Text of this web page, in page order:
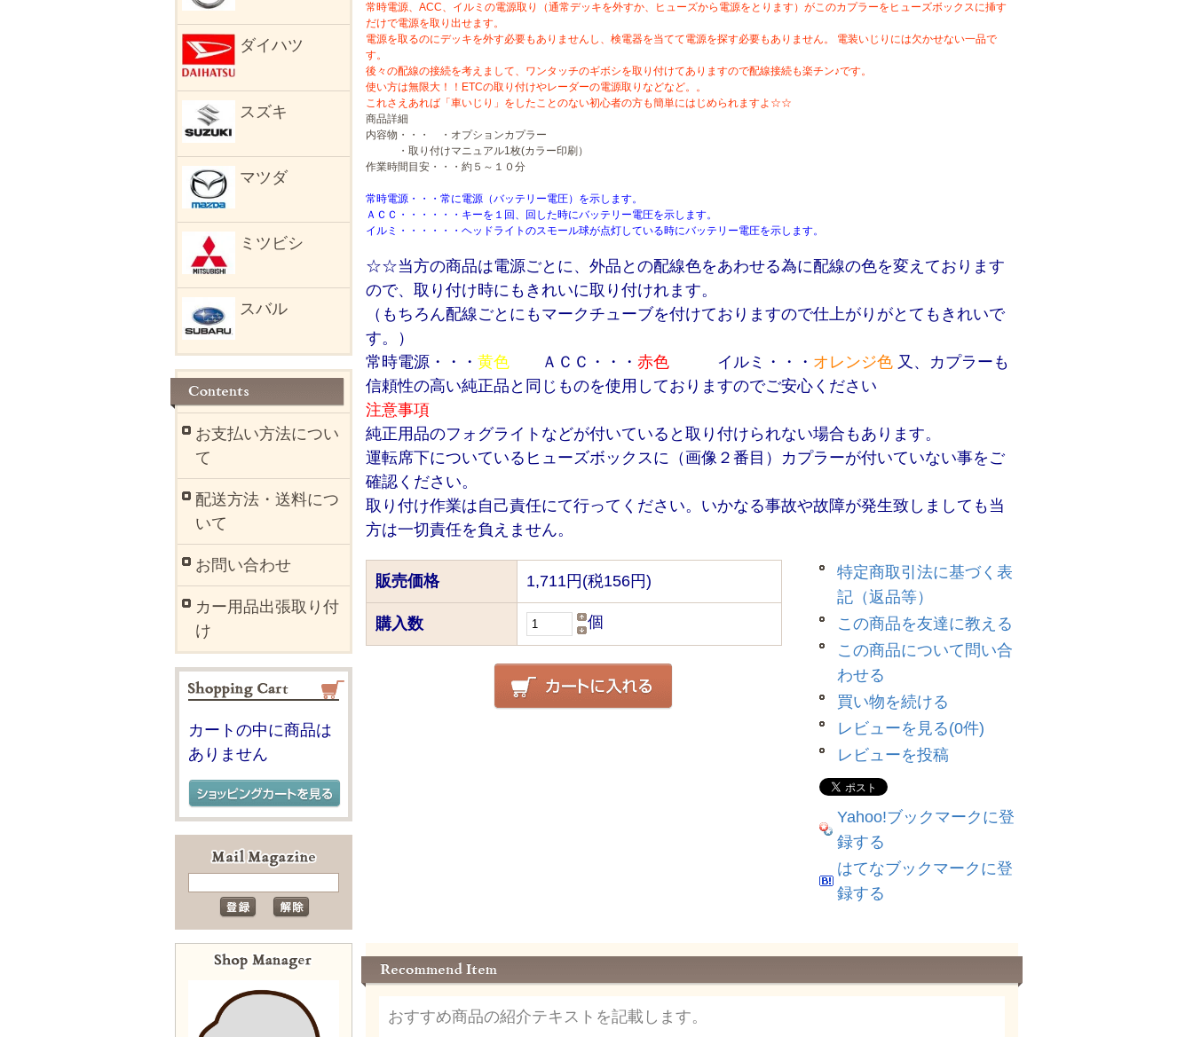
常時電源、ACC、イルミの電源取り（通常デッキを外すか、ヒューズから電源をとります）がこのカプラーをヒューズボックスに挿す
だけで電源を取り出せます。
電源を取るのにデッキを外す必要もありませんし、検電器を当てて電源を探す必要もありません。 電装いじりには欠かせない一品で
す。
後々の配線の接続を考えまして、ワンタッチのギボシを取り付けてありますので配線接続も楽チン♪です。
使い方は無限大！！ETCの取り付けやレーダーの電源取りなどなど。。
これさえあれば「車いじり」をしたことのない初心者の方も簡単にはじめられますよ☆☆
商品詳細
内容物・・・ ・オプションカプラー
・取り付けマニュアル1枚(カラー印刷）
作業時間目安・・・約５～１０分
常時電源・・・常に電源（バッテリー電圧）を示します。
ＡＣＣ・・・・・・キーを１回、回した時にバッテリー電圧を示します。
イルミ・・・・・・ヘッドライトのスモール球が点灯している時にバッテリー電圧を示します。
☆☆当方の商品は電源ごとに、外品との配線色をあわせる為に配線の色を変えております
ので、取り付け時にもきれいに取り付けれます。
（もちろん配線ごとにもマークチューブを付けておりますので仕上がりがとてもきれいで
す。）
常時電源・・・ 黄色 ＡＣＣ・・・ 赤色 イルミ・・・ オレンジ色 又、カプラーも
信頼性の高い純正品と同じものを使用しておりますのでご安心ください
注意事項
純正用品のフォグライトなどが付いていると取り付けられない場合もあります。
運転席下についているヒューズボックスに（画像２番目）カプラーが付いていない事をご
確認ください。
取り付け作業は自己責任にて行ってください。いかなる事故や故障が発生致しましても当
方は一切責任を負えません。
販売価格 1,711円(税156円)
購入数 個
特定商取引法に基づく表
記（返品等）
この商品を友達に教える
この商品について問い合
わせる
買い物を続ける
レビューを見る(0件)
レビューを投稿
Yahoo!ブックマークに登
録する
はてなブックマークに登
録する
おすすめ商品の紹介テキストを記載します。
ダイハツ
スズキ
マツダ
ミツビシ
スバル
お支払い方法につい
て
配送方法・送料につ
いて
お問い合わせ
カー用品出張取り付
け
カートの中に商品は
ありません